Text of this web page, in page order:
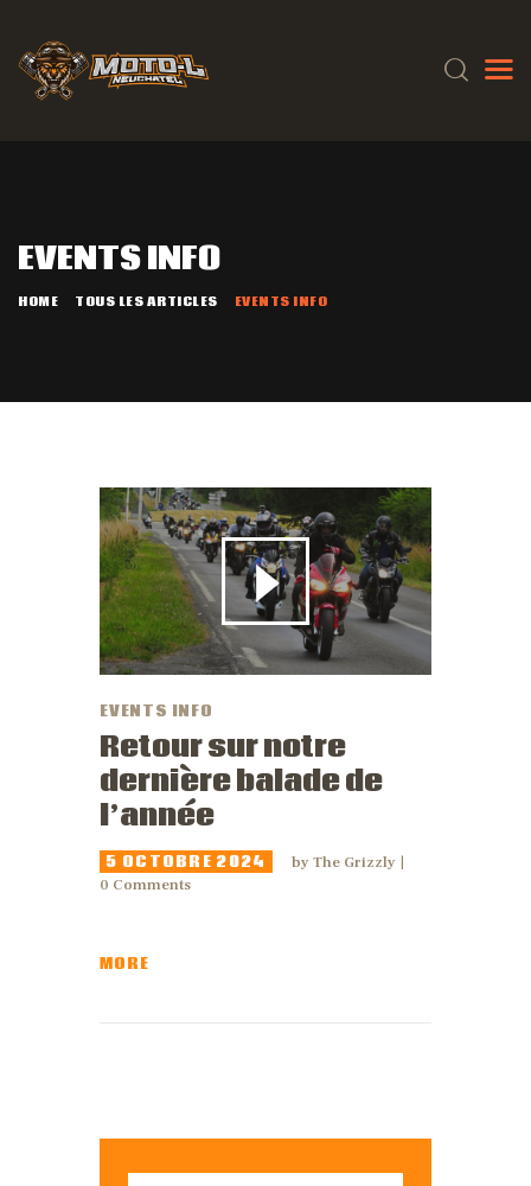
EVENTS INFO
HOME TOUS LES ARTICLES EVENTS INFO
ÉVÉNEMENTS
GALERIE
EVENTS INFO
Retour sur notre
dernière balade de
l’année
5 OCTOBRE 2024 byThe Grizzly
0 Comments
MORE